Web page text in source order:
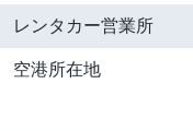
レンタカー営業所
空港所在地